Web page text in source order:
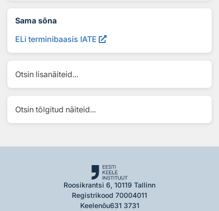
Sama sõna
ELi terminibaasis IATE
Otsin lisanäiteid...
Otsin tõlgitud näiteid...
Roosikrantsi 6, 10119 Tallinn
Registrikood 70004011
Keelenõu631 3731